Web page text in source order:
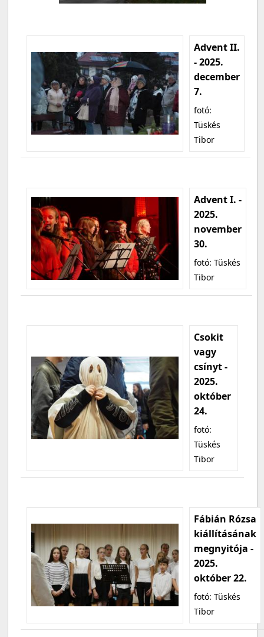
Advent II.
- 2025.
december
7.
fotó:
Tüskés
Tibor
Advent I. -
2025.
november
30.
fotó: Tüskés
Tibor
Csokit
vagy
csínyt -
2025.
október
24.
fotó:
Tüskés
Tibor
Fábián Rózsa
kiállításának
megnyitója -
2025.
október 22.
fotó: Tüskés
Tibor